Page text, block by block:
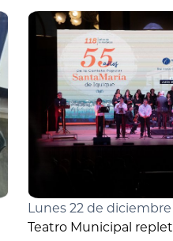
Lunes 22 de
Teatro Municipal